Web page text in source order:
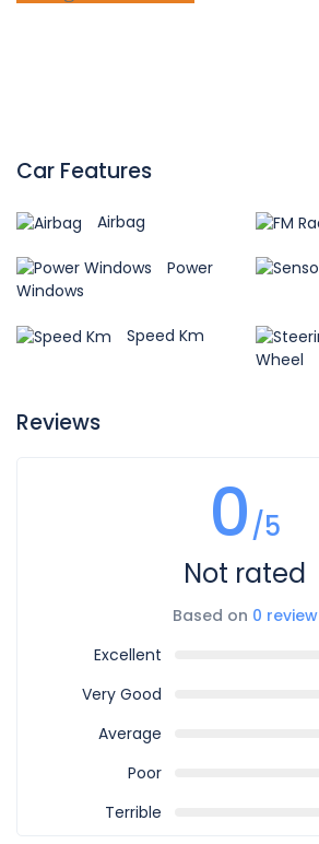
Car Features
Airbag
Power
Windows
Speed Km
Wheel
Reviews
0/5
Not rated
Based on 0 review
Excellent
Very Good
Average
Poor
Terrible